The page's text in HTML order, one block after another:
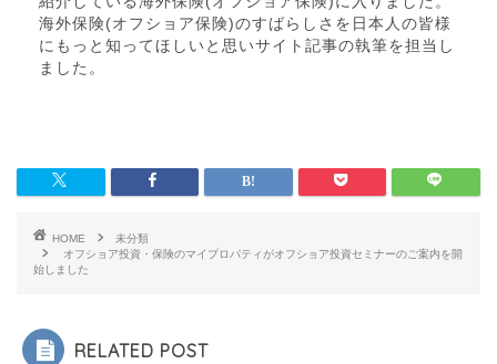
海外保険(オフショア保険)のすばらしさを日本人の皆様
にもっと知ってほしいと思いサイト記事の執筆を担当し
ました。
HOME
未分類
オフショア投資・保険のマイプロパティがオフショア投資セミナーのご案内を開
始しました
RELATED POST